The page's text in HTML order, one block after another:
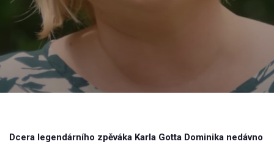
Dcera legendárního zpěváka Karla Gotta Dominika nedávno